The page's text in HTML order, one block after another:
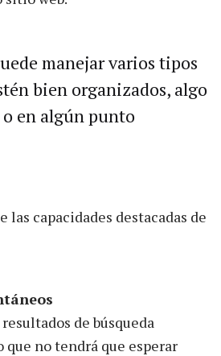
manejar varios tipos
bien organizados, algo
o en algún punto
las capacidades destacadas de
de búsqueda
no tendrá que esperar